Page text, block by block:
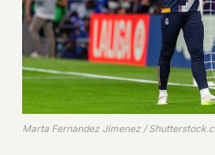
Marta Fernandez Jimenez /